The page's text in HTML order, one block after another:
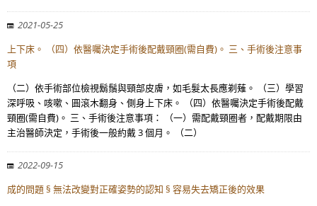
2021-05-25
上下床。 （四）依醫囑決定手術後配戴頸圈(需自費)。 三、手術後注意事
項
（二）依手術部位檢視鬍鬚與頸部皮膚，如毛髮太長應剃薙。 （三）學習
深呼吸、咳嗽、圓滾木翻身、側身上下床。 （四）依醫囑決定手術後配戴
頸圈(需自費)。 三、手術後注意事項： （一）需配戴頸圈者，配戴期限由
主治醫師決定，手術後一般約戴 3 個月。 （二）
2022-09-15
成的問題 § 無法改變對正確姿勢的認知 § 容易失去矯正後的效果